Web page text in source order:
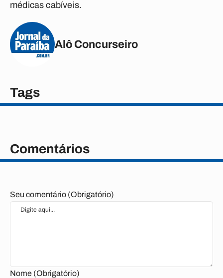
médicas cabíveis.
Alô Concurseiro
Tags
Comentários
Seu comentário (Obrigatório)
Nome (Obrigatório)